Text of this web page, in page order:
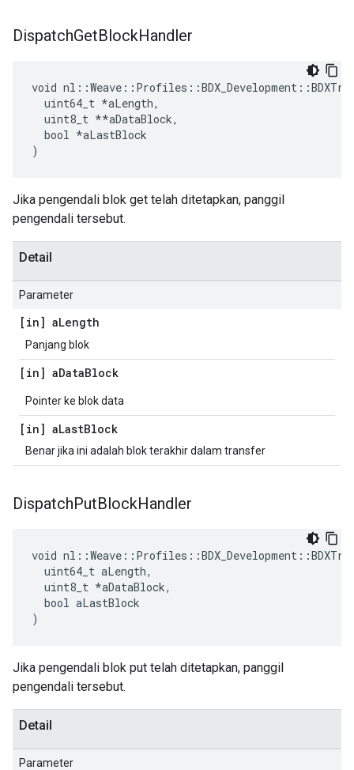
DispatchGetBlockHandler
void
  uint64_t
*aLength,
  uint8_t *
*aDataBlock,
  bool *aLastBlock
)
Jika pengendali blok get telah ditetapkan, panggil
pengendali tersebut.
Detail
Parameter
[in] aLength
Panjang blok
[in] aDataBlock
Pointer ke blok data
[in] aLastBlock
Benar jika ini adalah blok terakhir dalam transfer
DispatchPutBlockHandler
void
  uint64_t aLength,
  uint8_t *aDataBlock,
  bool aLastBlock
)
Jika pengendali blok put telah ditetapkan, panggil
pengendali tersebut.
Detail
Parameter